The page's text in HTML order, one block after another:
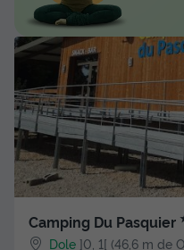
Camping Du Pasquier
Dole ]0, 1[ (46,6 m de